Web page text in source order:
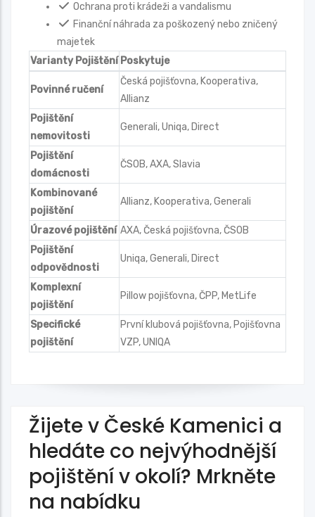
Ochrana proti krádeži a vandalismu
Finanční náhrada za poškozený nebo zničený
majetek
Varianty Pojištění Poskytuje
Povinné ručení
Česká pojišťovna, Kooperativa,
Allianz
Pojištění
nemovitosti
Generali, Uniqa, Direct
Pojištění
domácnosti
ČSOB, AXA, Slavia
Kombinované
pojištění
Allianz, Kooperativa, Generali
Úrazové pojištění AXA, Česká pojišťovna, ČSOB
Pojištění
odpovědnosti
Uniqa, Generali, Direct
Komplexní
pojištění
Pillow pojišťovna, ČPP, MetLife
Specifické
pojištění
První klubová pojišťovna, Pojišťovna
VZP, UNIQA
Žijete v České Kamenici a
hledáte co nejvýhodnější
pojištění v okolí? Mrkněte
na nabídku